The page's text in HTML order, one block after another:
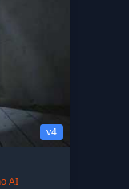
v4
AI